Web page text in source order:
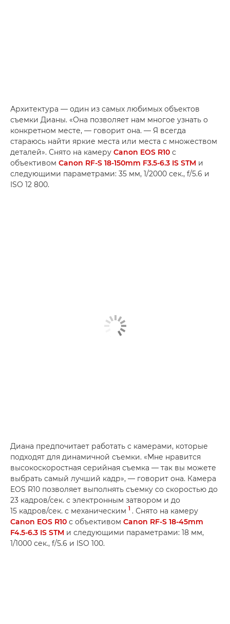
Архитектура — один из самых любимых объектов
съемки Дианы. «Она позволяет нам многое узнать о
конкретном месте, — говорит она. — Я всегда
стараюсь найти яркие места или места с множеством
деталей». Снято на камеру Canon EOS R10 с
объективом Canon RF-S 18-150mm F3.5-6.3 IS STM и
следующими параметрами: 35 мм, 1/2000 сек., f/5.6 и
ISO 12 800.
Диана предпочитает работать с камерами, которые
подходят для динамичной съемки. «Мне нравится
высокоскоростная серийная съемка — так вы можете
выбрать самый лучший кадр», — говорит она. Камера
EOS R10 позволяет выполнять съемку со скоростью до
23 кадров/сек. с электронным затвором и до
15 кадров/сек. с механическим 1 . Снято на камеру
Canon EOS R10 с объективом Canon RF-S 18-45mm
F4.5-6.3 IS STM и следующими параметрами: 18 мм,
1/1000 сек., f/5.6 и ISO 100.